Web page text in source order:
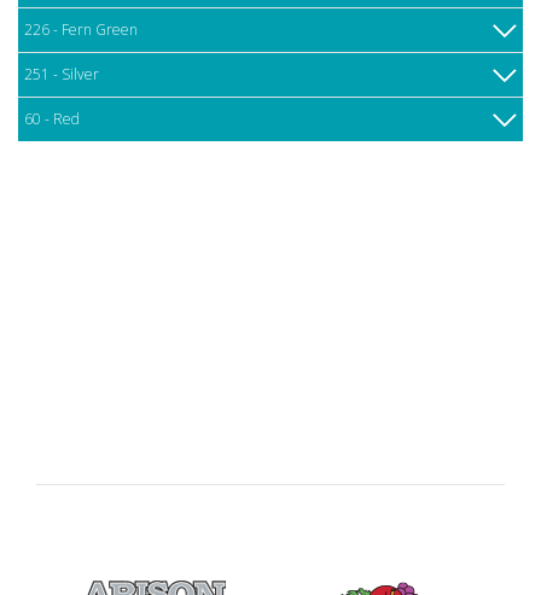
226 - Fern Green
251 - Silver
60 - Red